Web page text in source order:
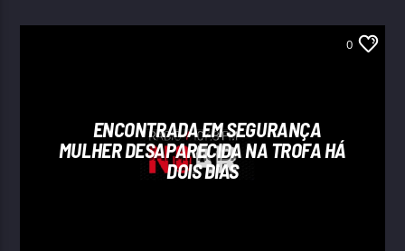
0
ENCONTRADA EM SEGURANÇA
MULHER DESAPARECIDA NA TROFA HÁ
DOIS DIAS